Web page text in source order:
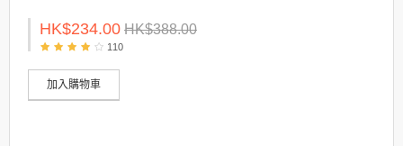
HK$234.00 HK$388.00
110
加入購物車